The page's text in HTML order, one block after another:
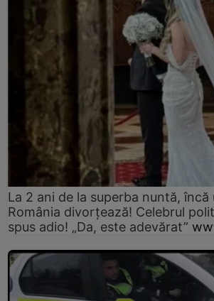
La 2 ani de la superba nuntă,
România divorțează! Celebrul
spus adio! „Da, este adevărat”